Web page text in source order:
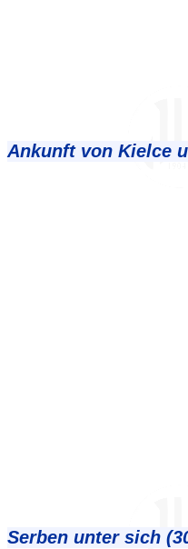
Ankunft von Kielce
Serben unter sich